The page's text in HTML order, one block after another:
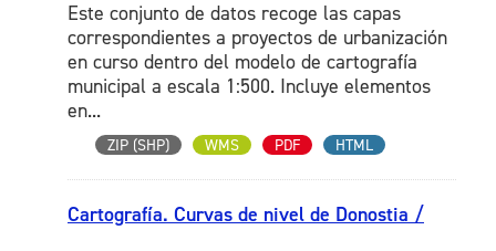
Este conjunto de datos recoge las capas
correspondientes a proyectos de urbanización
en curso dentro del modelo de cartografía
municipal a escala 1:500. Incluye elementos
en...
ZIP (SHP) WMS PDF HTML
Cartografía. Curvas de nivel de Donostia /